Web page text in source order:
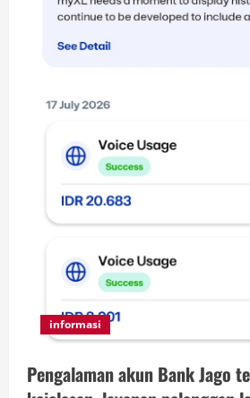
informasi
Pengalaman akun Bank Jago